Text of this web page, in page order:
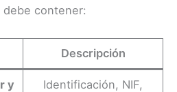
debe contener:
Descripción
y
Identificación, NIF,